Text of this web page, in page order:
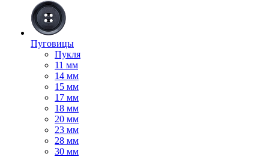
Пуговицы
Пукля
11 мм
14 мм
15 мм
17 мм
18 мм
20 мм
23 мм
28 мм
30 мм